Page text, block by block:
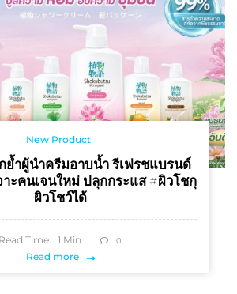
New Product
ย้ำผู้นำครีมอาบน้ำ รีเฟรชแบรนด์
าะคนเจนใหม่ ปลุกกระแส #ผิวโชกุ
ผิวโชว์ได้
Read Time: 1 Min 0
Read more